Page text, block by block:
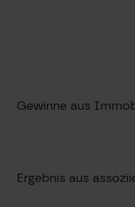
Gewinne aus
Ergebnis aus